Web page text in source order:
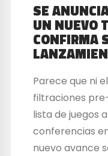
SE
UN NUEVO
CONFIRMA
Parece que ni
filtraciones
lista de juegos
conferencias
nuevo avance